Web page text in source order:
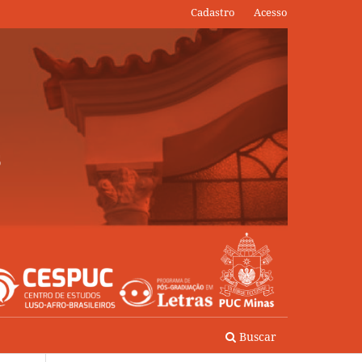
Buscar
Cadastro Acesso